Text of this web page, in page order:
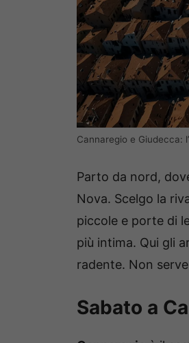
Cannaregio e Giudecca:
Parto da nord,
Nova. Scelgo la
piccole e porte di
più intima. Qui gli
radente. Non
Sabato a